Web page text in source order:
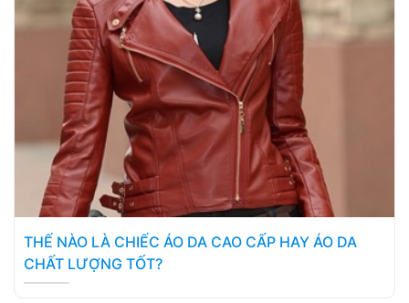
THẾ NÀO LÀ CHIẾC ÁO DA CAO CẤP HAY ÁO DA
CHẤT LƯỢNG TỐT?